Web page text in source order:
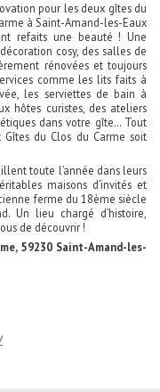
pour les deux gîtes du
à Saint-Amand-les-Eaux
refaits une beauté ! Une
cosy, des salles de
rénovées et toujours
comme les lits faits à
les serviettes de bain à
hôtes curistes, des ateliers
dans votre gîte… Tout
du Clos du Carme soit
toute l’année dans leurs
maisons d’invités et
ferme du 18ème siècle
Un lieu chargé d’histoire,
de découvrir !
59230 Saint-Amand-les-